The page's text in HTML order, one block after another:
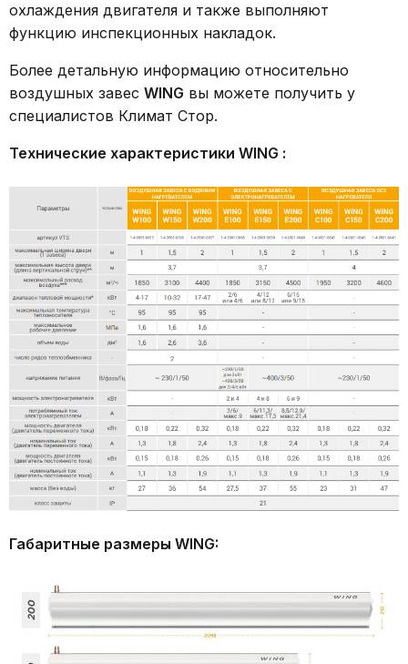
охлаждения двигателя и также выполняют
функцию инспекционных накладок.
Более детальную информацию относительно
воздушных завес WING вы можете получить у
специалистов Климат Стор.
Технические характеристики WING :
Габаритные размеры WING: